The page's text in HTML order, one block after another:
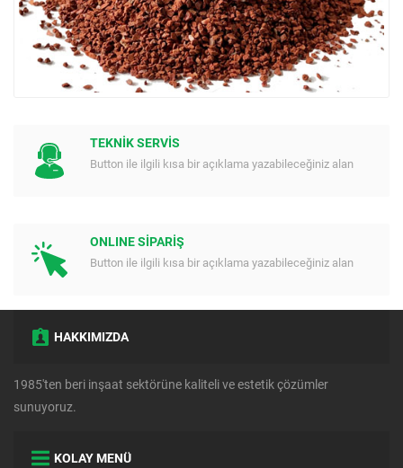
TEKNİK SERVİS
Button ile ilgili kısa bir açıklama yazabileceğiniz alan
ONLINE SİPARİŞ
Button ile ilgili kısa bir açıklama yazabileceğiniz alan
HAKKIMIZDA
1985'ten beri inşaat sektörüne kaliteli ve estetik çözümler
sunuyoruz.
KOLAY MENÜ